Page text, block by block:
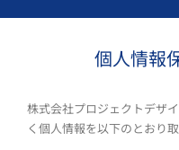
個人情報
株式会社プロジェクトデザ
く個人情報を以下のとおり取